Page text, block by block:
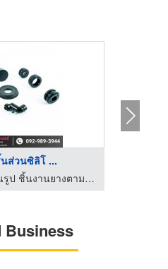
ส่วนซิลิโ ...
โรงงานรับผลิต ขึ้นรูป ชิ้นงานยางตามแบบ - ที.เอส.เอ็ม.รับเบอร์
Business